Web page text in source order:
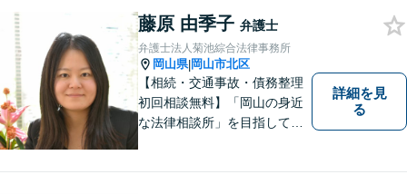
少しでも解決されますよう，
誠心誠意努力いたす所存で
す。皆様方のご来所をお待ち
しております。
藤原 由季子 弁護士
弁護士法人菊池綜合法律事務所
岡山県|岡山市北区
【相続・交通事故・債務整理
初回相談無料】「岡山の身近
な法律相談所」を目指してい
詳細を見
る